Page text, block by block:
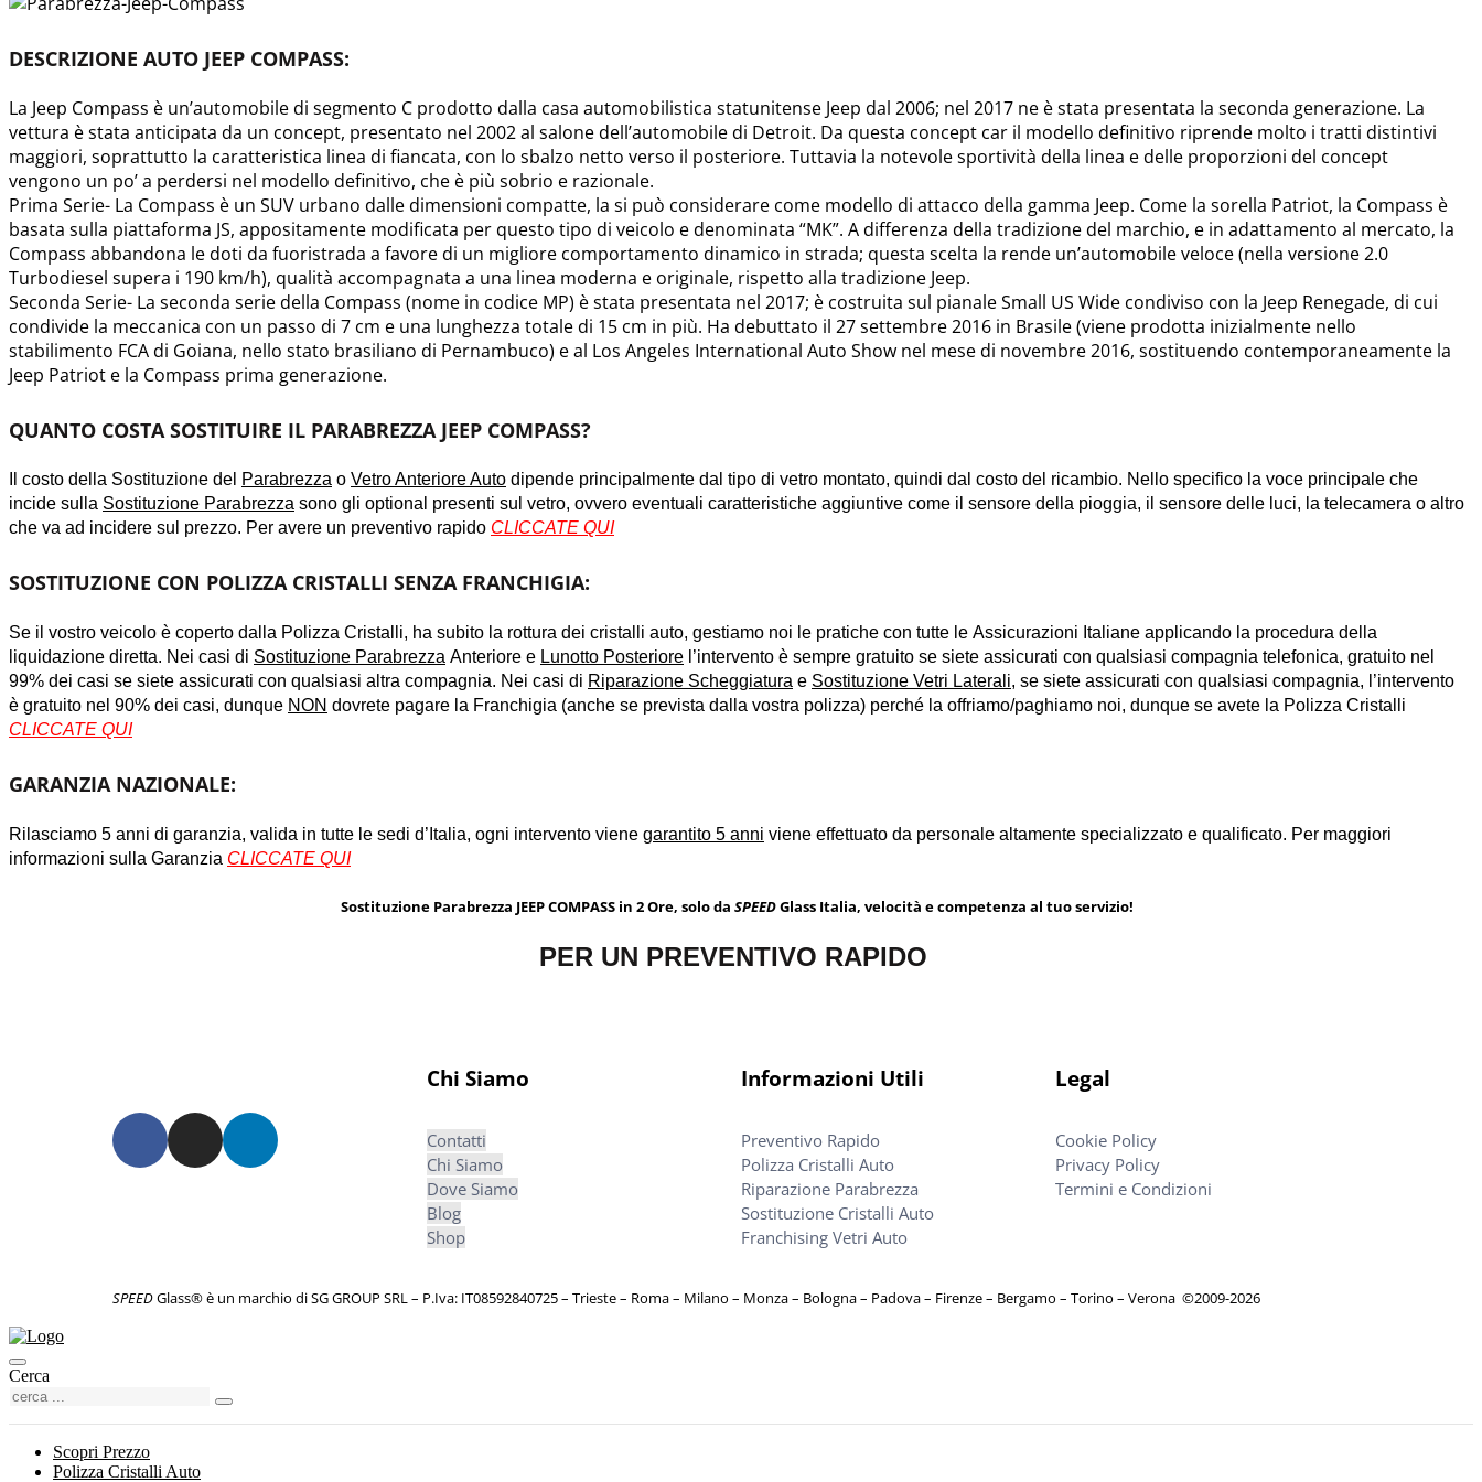
DESCRIZIONE AUTO JEEP COMPASS:
La Jeep Compass è un’automobile di segmento C prodotto dalla casa automobilistica statunitense Jeep dal 2006; nel 2017 ne è stata presentata la seconda generazione. La
vettura è stata anticipata da un concept, presentato nel 2002 al salone dell’automobile di Detroit. Da questa concept car il modello definitivo riprende molto i tratti distintivi
maggiori, soprattutto la caratteristica linea di fiancata, con lo sbalzo netto verso il posteriore. Tuttavia la notevole sportività della linea e delle proporzioni del concept
vengono un po’ a perdersi nel modello definitivo, che è più sobrio e razionale.
Prima Serie- La Compass è un SUV urbano dalle dimensioni compatte, la si può considerare come modello di attacco della gamma Jeep. Come la sorella Patriot, la Compass è
basata sulla piattaforma JS, appositamente modificata per questo tipo di veicolo e denominata “MK”. A differenza della tradizione del marchio, e in adattamento al mercato, la
Compass abbandona le doti da fuoristrada a favore di un migliore comportamento dinamico in strada; questa scelta la rende un’automobile veloce (nella versione 2.0
Turbodiesel supera i 190 km/h), qualità accompagnata a una linea moderna e originale, rispetto alla tradizione Jeep.
Seconda Serie- La seconda serie della Compass (nome in codice MP) è stata presentata nel 2017; è costruita sul pianale Small US Wide condiviso con la Jeep Renegade, di cui
condivide la meccanica con un passo di 7 cm e una lunghezza totale di 15 cm in più. Ha debuttato il 27 settembre 2016 in Brasile (viene prodotta inizialmente nello
stabilimento FCA di Goiana, nello stato brasiliano di Pernambuco) e al Los Angeles International Auto Show nel mese di novembre 2016, sostituendo contemporaneamente la
Jeep Patriot e la Compass prima generazione.
QUANTO COSTA SOSTITUIRE IL PARABREZZA JEEP COMPASS?
Il costo della Sostituzione del Parabrezza o Vetro Anteriore Auto dipende principalmente dal tipo di vetro montato, quindi dal costo del ricambio. Nello specifico la voce principale che
incide sulla Sostituzione Parabrezza sono gli optional presenti sul vetro, ovvero eventuali caratteristiche aggiuntive come il sensore della pioggia, il sensore delle luci, la telecamera o altro
che va ad incidere sul prezzo. Per avere un preventivo rapido CLICCATE QUI
SOSTITUZIONE CON POLIZZA CRISTALLI SENZA FRANCHIGIA:
Se il vostro veicolo è coperto dalla Polizza Cristalli, ha subito la rottura dei cristalli auto, gestiamo noi le pratiche con tutte le Assicurazioni Italiane applicando la procedura della
liquidazione diretta. Nei casi di Sostituzione Parabrezza Anteriore e Lunotto Posteriore l’intervento è sempre gratuito se siete assicurati con qualsiasi compagnia telefonica, gratuito nel
99% dei casi se siete assicurati con qualsiasi altra compagnia. Nei casi di Riparazione Scheggiatura e Sostituzione Vetri Laterali, se siete assicurati con qualsiasi compagnia, l’intervento
è gratuito nel 90% dei casi, dunque NON dovrete pagare la Franchigia (anche se prevista dalla vostra polizza) perché la offriamo/paghiamo noi, dunque se avete la Polizza Cristalli
CLICCATE QUI
GARANZIA NAZIONALE:
Rilasciamo 5 anni di garanzia, valida in tutte le sedi d’Italia, ogni intervento viene garantito 5 anni viene effettuato da personale altamente specializzato e qualificato. Per maggiori
informazioni sulla Garanzia CLICCATE QUI
Sostituzione Parabrezza JEEP COMPASS in 2 Ore, solo da SPEEDGlass Italia, velocità e competenza al tuo servizio!
PER UN PREVENTIVO RAPIDO
Chi Siamo
Contatti
Chi Siamo
Dove Siamo
Blog
Shop
Informazioni Utili
Preventivo Rapido
Polizza Cristalli Auto
Riparazione Parabrezza
Sostituzione Cristalli Auto
Franchising Vetri Auto
Legal
Cookie Policy
Privacy Policy
Termini e Condizioni
SPEEDGlass® è un marchio di SG GROUP SRL – P.Iva: IT08592840725– Trieste – Roma – Milano – Monza – Bologna – Padova – Firenze – Bergamo – Torino – Verona ©2009-2026
Cerca
Scopri Prezzo
Polizza Cristalli Auto